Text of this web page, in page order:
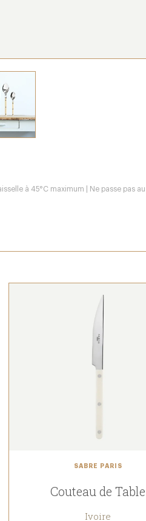
à 45°C maximum | Ne passe pas
SABRE PARIS
Couteau de Table
Ivoire